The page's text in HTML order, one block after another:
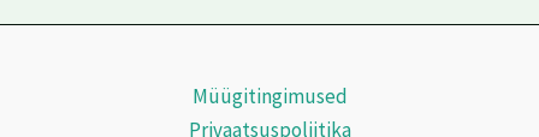
Müügitingimused
Privaatsuspoliitika